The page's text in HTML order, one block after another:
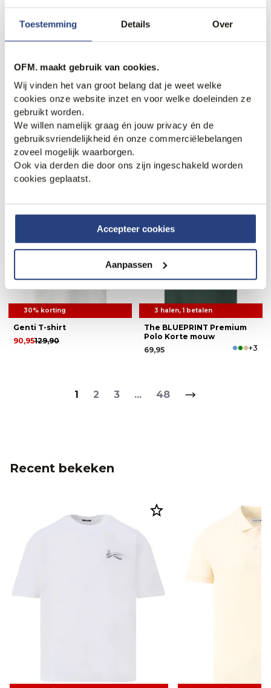
Toestemming Details Over
OFM. maakt gebruik van cookies.
Wij vinden het van groot belang dat je weet welke
cookies onze website inzet en voor welke doeleinden ze
gebruikt worden.
We willen namelijk graag én jouw privacy én de
gebruiksvriendelijkheid én onze commerciëlebelangen
zoveel mogelijk waarborgen.
Ook via derden die door ons zijn ingeschakeld worden
cookies geplaatst.
Accepteer cookies
Aanpassen
3 halen, 1 betalen
Campbell Francochamp
Polo
79,99
+3
3 halen, 1 betalen
Campbell Francochamp
Polo
79,99
30% korting
Genti T-shirt
129,90
90,95
3 halen, 1 betalen
The BLUEPRINT Premium
Polo Korte mouw
69,95
+3
1 2 3 ... 48
Recent bekeken